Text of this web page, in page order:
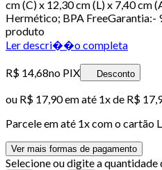
cm (C) x 12,30 cm (L) x 7,40 cm
Hermético; BPA FreeGarantia:-
produto
Ler descri��o completa
R$ 14,68no PIX Desconto
ou R$ 17,90em até 1x de R$
Parcele em até 1x com o cartão
Ver mais formas de pagamento
Selecione ou digite a quantidade